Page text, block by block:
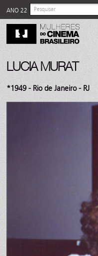
ANO 22
LUCIA MURAT
*1949 - Rio de Janeiro - RJ